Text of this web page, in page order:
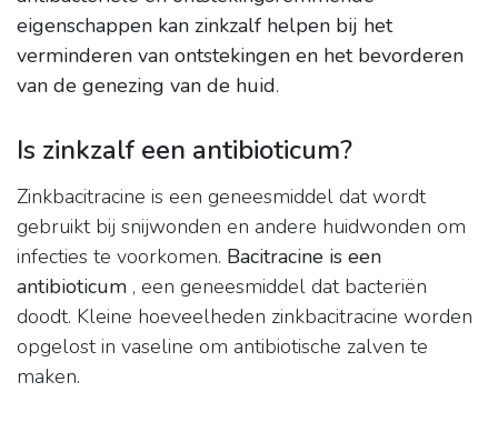
eigenschappen kan zinkzalf helpen bij het
verminderen van ontstekingen en het bevorderen
van de genezing van de huid.
Is zinkzalf een antibioticum?
Zinkbacitracine is een geneesmiddel dat wordt
gebruikt bij snijwonden en andere huidwonden om
infecties te voorkomen. Bacitracine is een
antibioticum , een geneesmiddel dat bacteriën
doodt. Kleine hoeveelheden zinkbacitracine worden
opgelost in vaseline om antibiotische zalven te
maken.